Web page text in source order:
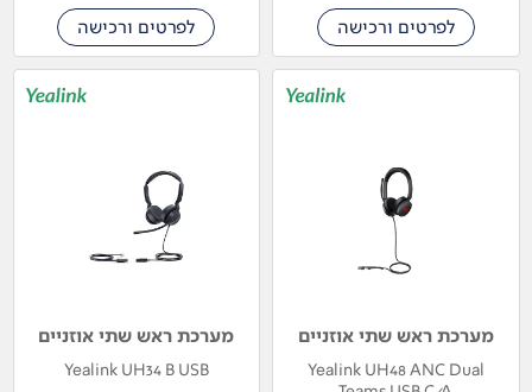
לפרטים ורכישה לפרטים ורכישה
מערכת ראש שתי אוזניים
Yealink UH48 ANC Dual
מערכת ראש שתי אוזניים
Yealink UH34 B USB